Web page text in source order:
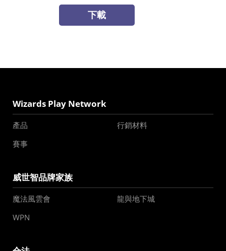
下載
Wizards Play Network
產品
行銷材料
賽事
威世智品牌家族
魔法風雲會
龍與地下城
WPN